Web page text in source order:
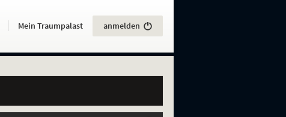
. Mein Traumpalast anmelden